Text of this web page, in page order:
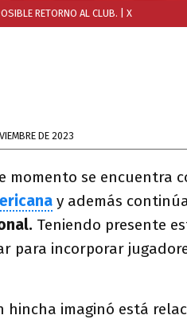
RETORNO AL CLUB. | X
DE 2023
momento se encuentra
y además
Teniendo presente
para incorporar
hincha imaginó está